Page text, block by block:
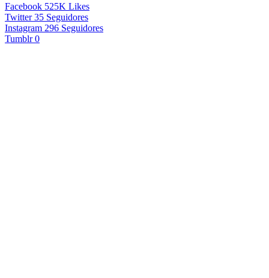
Facebook 525K Likes
Twitter 35 Seguidores
Instagram 296 Seguidores
Tumblr 0